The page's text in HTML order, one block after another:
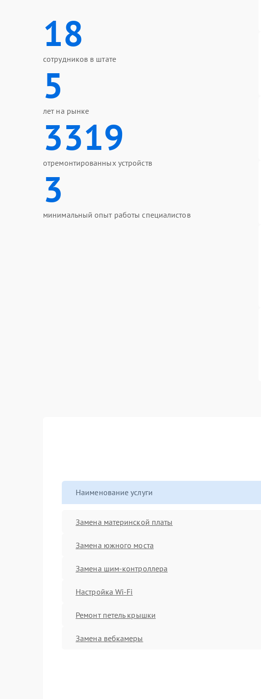
18
сотрудников в штате
5
лет на рынке
3319
отремонтированных устройств
3
минимальный опыт работы специалистов
Наименование услуги
Замена материнской платы
Замена южного моста
Замена шим-контроллера
Настройка Wi-Fi
Ремонт петель крышки
Замена вебкамеры